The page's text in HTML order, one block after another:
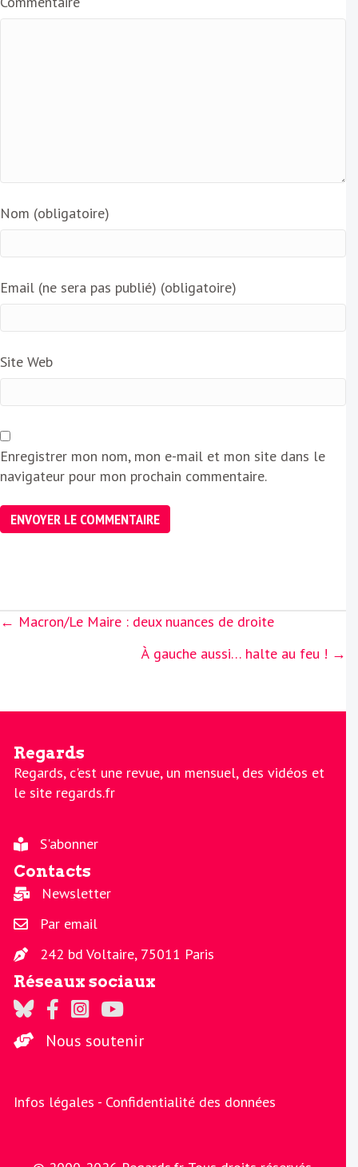
Nom (obligatoire)
Email (ne sera pas publié) (obligatoire)
Site Web
Enregistrer mon nom, mon e-mail et mon site dans le
navigateur pour mon prochain commentaire.
Posts
← Macron/Le Maire : deux nuances de droite
À gauche aussi… halte au feu ! →
Regards
Regards, c'est une revue, un mensuel, des vidéos et
le site regards.fr
S'abonner
Contacts
Newsletter
Par email
242 bd Voltaire, 75011 Paris
Réseaux sociaux
Regards sur Twitter
Regards sur Facebook
Regards sur Instagram
La chaine Regards sur Youtube
Nous soutenir
Infos légales - Confidentialité des données